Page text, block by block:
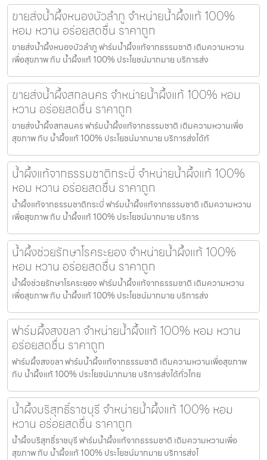
ขายส่งน้ำผึ้งหนองบัวลำภู จำหน่ายน้ำผึ้งแท้ 100%
หอม หวาน อร่อยสดชื่น ราคาถูก
ขายส่งน้ำผึ้งหนองบัวลำภู ฟาร์มน้ำผึ้งแท้จากธรรมชาติ เติมความหวาน
เพื่อสุขภาพ กับ น้ำผึ้งแท้ 100% ประโยชน์มากมาย บริการส่ง
ขายส่งน้ำผึ้งสกลนคร จำหน่ายน้ำผึ้งแท้ 100% หอม
หวาน อร่อยสดชื่น ราคาถูก
ขายส่งน้ำผึ้งสกลนคร ฟาร์มน้ำผึ้งแท้จากธรรมชาติ เติมความหวานเพื่อ
สุขภาพ กับ น้ำผึ้งแท้ 100% ประโยชน์มากมาย บริการส่งได้ทั
น้ำผึ้งแท้จากธรรมชาติกระบี่ จำหน่ายน้ำผึ้งแท้ 100%
หอม หวาน อร่อยสดชื่น ราคาถูก
น้ำผึ้งแท้จากธรรมชาติกระบี่ ฟาร์มน้ำผึ้งแท้จากธรรมชาติ เติมความหวาน
เพื่อสุขภาพ กับ น้ำผึ้งแท้ 100% ประโยชน์มากมาย บริการ
น้ำผึ้งช่วยรักษาโรคระยอง จำหน่ายน้ำผึ้งแท้ 100%
หอม หวาน อร่อยสดชื่น ราคาถูก
น้ำผึ้งช่วยรักษาโรคระยอง ฟาร์มน้ำผึ้งแท้จากธรรมชาติ เติมความหวาน
เพื่อสุขภาพ กับ น้ำผึ้งแท้ 100% ประโยชน์มากมาย บริการส่ง
ฟาร์มผึ้งสงขลา จำหน่ายน้ำผึ้งแท้ 100% หอม หวาน
อร่อยสดชื่น ราคาถูก
ฟาร์มผึ้งสงขลา ฟาร์มน้ำผึ้งแท้จากธรรมชาติ เติมความหวานเพื่อสุขภาพ
กับ น้ำผึ้งแท้ 100% ประโยชน์มากมาย บริการส่งได้ทั่วไทย
น้ำผึ้งบริสุทธิ์ราชบุรี จำหน่ายน้ำผึ้งแท้ 100% หอม
หวาน อร่อยสดชื่น ราคาถูก
น้ำผึ้งบริสุทธิ์ราชบุรี ฟาร์มน้ำผึ้งแท้จากธรรมชาติ เติมความหวานเพื่อ
สุขภาพ กับ น้ำผึ้งแท้ 100% ประโยชน์มากมาย บริการส่งไ